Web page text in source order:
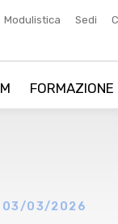
Modulistica Sedi
FORMAZIONE
03/03/2026